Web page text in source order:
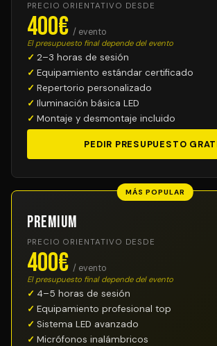
PRECIO ORIENTATIVO DESDE
400€ / evento
El presupuesto final depende del evento
2–3 horas de sesión
Equipamiento estándar certificado
Repertorio personalizado
Iluminación básica LED
Montaje y desmontaje incluido
PEDIR PRESUPUESTO
MÁS POPULAR
Premium
PRECIO ORIENTATIVO DESDE
400€ / evento
El presupuesto final depende del evento
4–5 horas de sesión
Equipamiento profesional top
Sistema LED avanzado
Micrófonos inalámbricos